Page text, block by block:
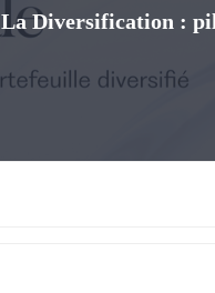
La Diversification :